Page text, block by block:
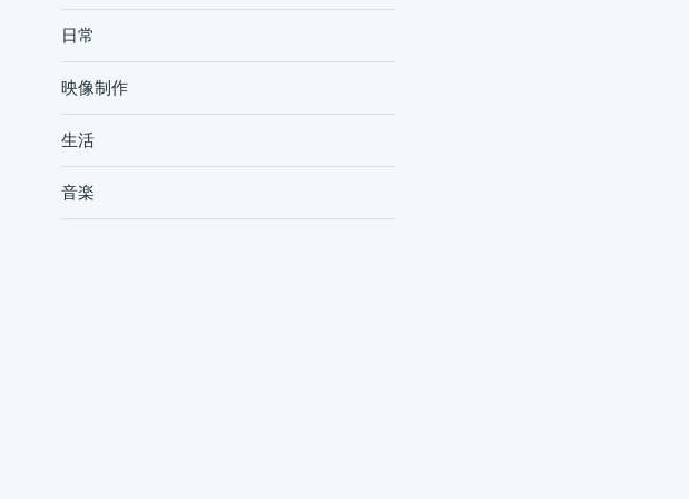
日常
映像制作
生活
音楽